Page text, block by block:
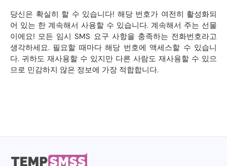
당신은 확실히 할 수 있습니다! 해당 번호가 여전히 활성화되
어 있는 한 계속해서 사용할 수 있습니다. 계속해서 주는 선물
이에요! 모든 임시 SMS 요구 사항을 충족하는 전화번호라고
생각하세요. 필요할 때마다 해당 번호에 액세스할 수 있습니
다. 귀하도 재사용할 수 있지만 다른 사람도 재사용할 수 있으
므로 민감하지 않은 정보에 가장 적합합니다.